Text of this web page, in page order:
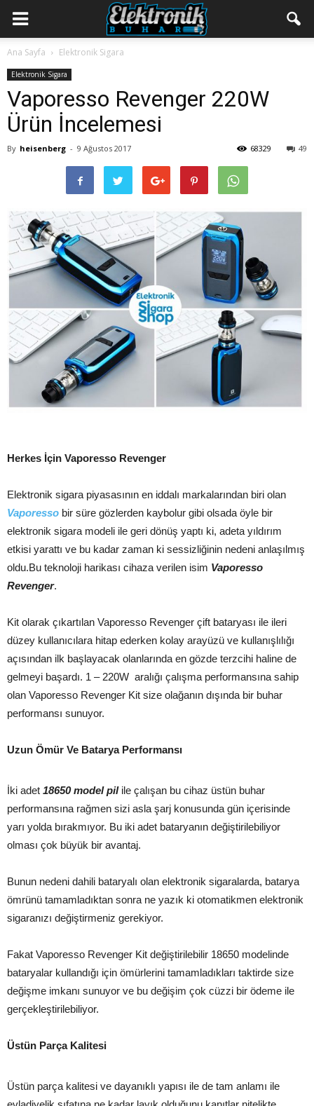
Ana Sayfa Elektronik Sigara
Elektronik Sigara
Vaporesso Revenger 220W
Ürün İncelemesi
By heisenberg - 9 Ağustos 2017 49
68329
Herkes İçin Vaporesso Revenger
Elektronik sigara piyasasının en iddalı markalarından biri olan
Vaporesso bir süre gözlerden kaybolur gibi olsada öyle bir
elektronik sigara modeli ile geri dönüş yaptı ki, adeta yıldırım
etkisi yarattı ve bu kadar zaman ki sessizliğinin nedeni anlaşılmış
oldu.Bu teknoloji harikası cihaza verilen isim Vaporesso
Revenger.
Kit olarak çıkartılan Vaporesso Revenger çift bataryası ile ileri
düzey kullanıcılara hitap ederken kolay arayüzü ve kullanışlılığı
açısından ilk başlayacak olanlarında en gözde terzcihi haline de
gelmeyi başardı. 1 – 220W aralığı çalışma performansına sahip
olan Vaporesso Revenger Kit size olağanın dışında bir buhar
performansı sunuyor.
Uzun Ömür Ve Batarya Performansı
İki adet 18650 model pilile çalışan bu cihaz üstün buhar
performansına rağmen sizi asla şarj konusunda gün içerisinde
yarı yolda bırakmıyor. Bu iki adet bataryanın değiştirilebiliyor
olması çok büyük bir avantaj.
Bunun nedeni dahili bataryalı olan elektronik sigaralarda, batarya
ömrünü tamamladıktan sonra ne yazık ki otomatikmen elektronik
sigaranızı değiştirmeniz gerekiyor.
Fakat Vaporesso Revenger Kit değiştirilebilir 18650 modelinde
bataryalar kullandığı için ömürlerini tamamladıkları taktirde size
değişme imkanı sunuyor ve bu değişim çok cüzzi bir ödeme ile
gerçekleştirilebiliyor.
Üstün Parça Kalitesi
Üstün parça kalitesi ve dayanıklı yapısı ile de tam anlamı ile